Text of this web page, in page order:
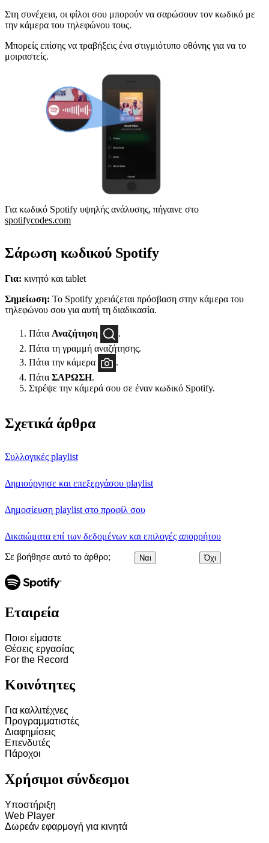
Στη συνέχεια, οι φίλοι σου μπορούν να σαρώσουν τον κωδικό με
την κάμερα του τηλεφώνου τους.
Μπορείς επίσης να τραβήξεις ένα στιγμιότυπο οθόνης για να το
μοιραστείς.
Για κωδικό Spotify υψηλής ανάλυσης, πήγαινε στο
spotifycodes.com
Σάρωση κωδικού Spotify
Για: κινητό και tablet
Σημείωση: Το Spotify χρειάζεται πρόσβαση στην κάμερα του
τηλεφώνου σου για αυτή τη διαδικασία.
Πάτα Αναζήτηση
.
Πάτα τη γραμμή αναζήτησης.
Πάτα την κάμερα
.
Πάτα ΣΑΡΩΣΗ.
Στρέψε την κάμερά σου σε έναν κωδικό Spotify.
Σχετικά άρθρα
Συλλογικές playlist
Δημιούργησε και επεξεργάσου playlist
Δημοσίευση playlist στο προφίλ σου
Δικαιώματα επί των δεδομένων και επιλογές απορρήτου
Σε βοήθησε αυτό το άρθρο; Ναι Όχι
Εταιρεία
Ποιοι είμαστε
Θέσεις εργασίας
For the Record
Κοινότητες
Για καλλιτέχνες
Προγραμματιστές
Διαφημίσεις
Επενδυτές
Πάροχοι
Χρήσιμοι σύνδεσμοι
Υποστήριξη
Web Player
Δωρεάν εφαρμογή για κινητά